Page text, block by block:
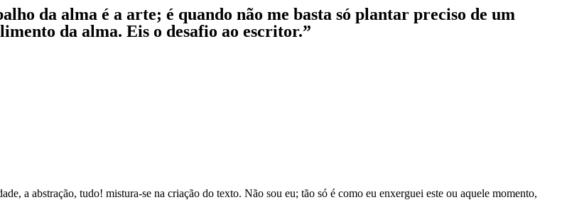
da alma é a arte; é quando não me basta só plantar preciso de um
da alma. Eis o desafio ao escritor.”
a abstração, tudo! mistura-se na criação do texto. Não sou eu; tão só é como eu enxerguei este ou aquele momento,